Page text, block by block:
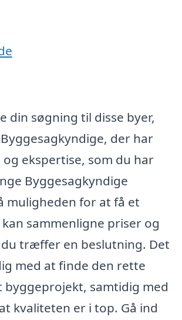
din søgning til disse byer,
der har
ekspertise, som du har
Byggesagkyndige
muligheden for at få et
sammenligne priser og
træffer en beslutning. Det
med at finde den rette
byggeprojekt, samtidig med
kvaliteten er i top. Gå ind